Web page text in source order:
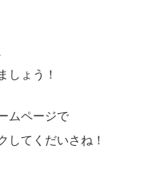
しょう！
ムページで
してくだいさね！